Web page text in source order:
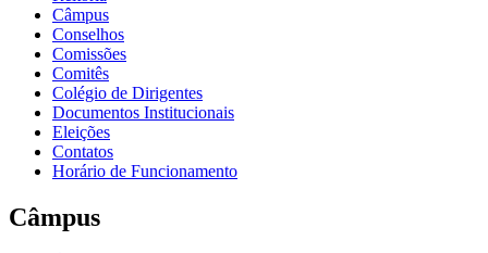
Câmpus
Conselhos
Comissões
Comitês
Colégio de Dirigentes
Documentos Institucionais
Eleições
Contatos
Horário de Funcionamento
Câmpus